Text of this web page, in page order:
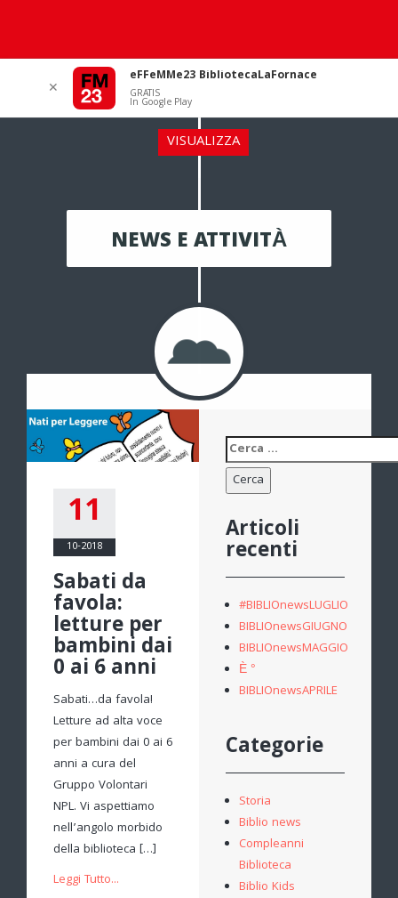
NEWS E ATTIVITÀ
11
10-2018
Sabati da
favola:
letture per
bambini dai
0 ai 6 anni
Sabati…da favola!
Letture ad alta voce
per bambini dai 0 ai 6
anni a cura del
Gruppo Volontari
NPL. Vi aspettiamo
nell’angolo morbido
della biblioteca […]
Leggi Tutto...
Ricerca
per:
Articoli
recenti
#BIBLIOnewsLUGLIO
BIBLIOnewsGIUGNO
BIBLIOnewsMAGGIO
È °
BIBLIOnewsAPRILE
Categorie
Storia
Biblio news
Compleanni
Biblioteca
Biblio Kids
✕
eFFeMMe23 BibliotecaLaFornace
GRATIS
In Google Play
VISUALIZZA